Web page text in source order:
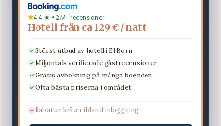
4.4 ★ • 2M+ recensioner
Hotell från ca 129 € / natt
Störst utbud av hotell i El Born
Miljontals verifierade gästrecensioner
Gratis avbokning på många boenden
Ofta bästa priserna i området
Rabatter kräver ibland inloggning